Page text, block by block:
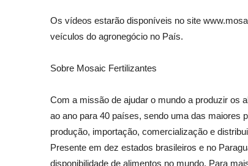
Os vídeos estarão disponíveis no site
veículos do agronegócio no País.
Sobre Mosaic Fertilizantes
Com a missão de ajudar o mundo a produzir os
ao ano para 40 países, sendo uma das maiores
produção, importação, comercialização e
Presente em dez estados brasileiros e no
disponibilidade de alimentos no mundo. Para